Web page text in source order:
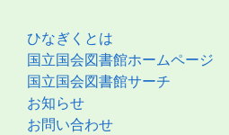
ひなぎくとは
国立国会図書館ホームページ
国立国会図書館サーチ
お知らせ
お問い合わせ